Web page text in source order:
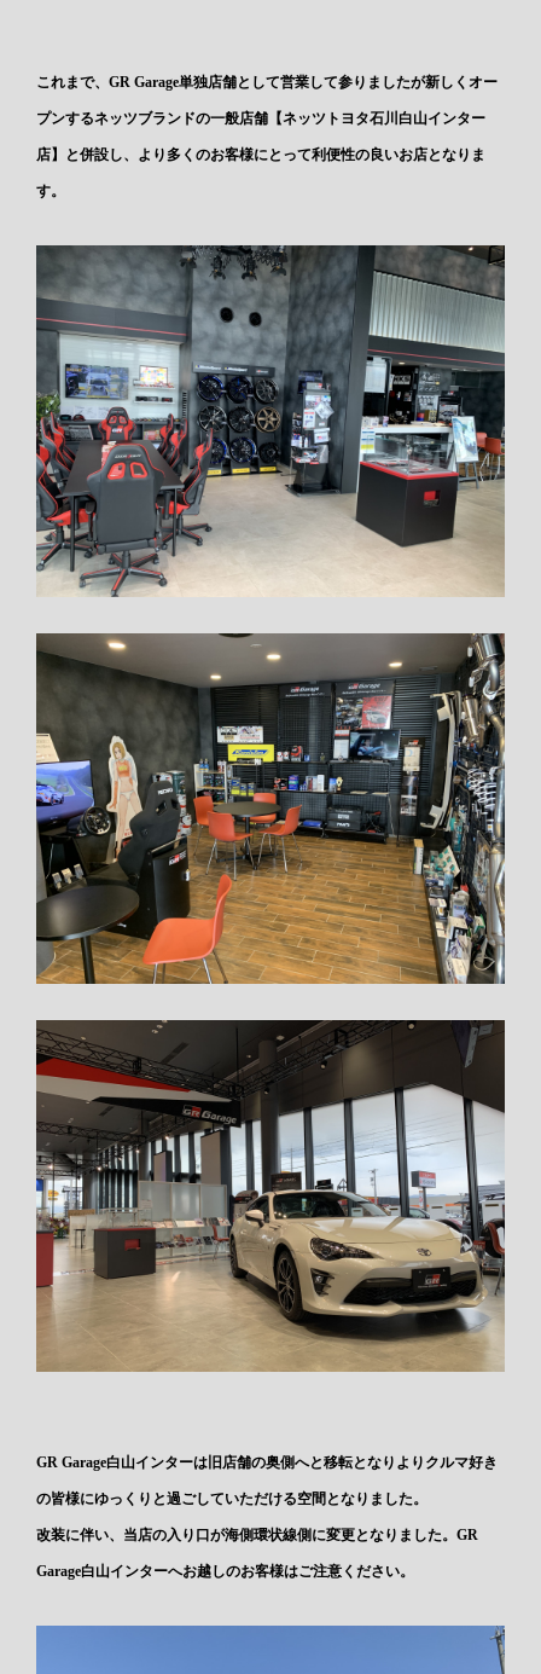
これまで、GR Garage単独店舗として営業して参りましたが新しくオー
プンするネッツブランドの一般店舗【ネッツトヨタ石川白山インター
店】と併設し、より多くのお客様にとって利便性の良いお店となりま
す。
GR Garage白山インターは旧店舗の奥側へと移転となりよりクルマ好き
の皆様にゆっくりと過ごしていただける空間となりました。
改装に伴い、当店の入り口が海側環状線側に変更となりました。GR
Garage白山インターへお越しのお客様はご注意ください。